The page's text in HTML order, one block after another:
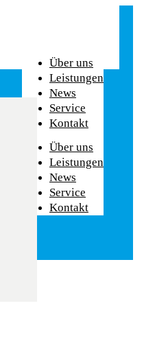
Über uns
Leistungen
News
Service
Kontakt
Über uns
Leistungen
News
Service
Kontakt